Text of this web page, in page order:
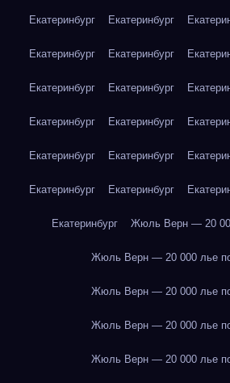
Екатеринбург Екатеринбург
Екатеринбург Екатеринбург
Екатеринбург Екатеринбург
Екатеринбург Екатеринбург
Екатеринбург Екатеринбург
Екатеринбург Екатеринбург
Екатеринбург Жюль Верн — 20
Жюль Верн — 20 000 лье
Жюль Верн — 20 000 лье
Жюль Верн — 20 000 лье
Жюль Верн — 20 000 лье